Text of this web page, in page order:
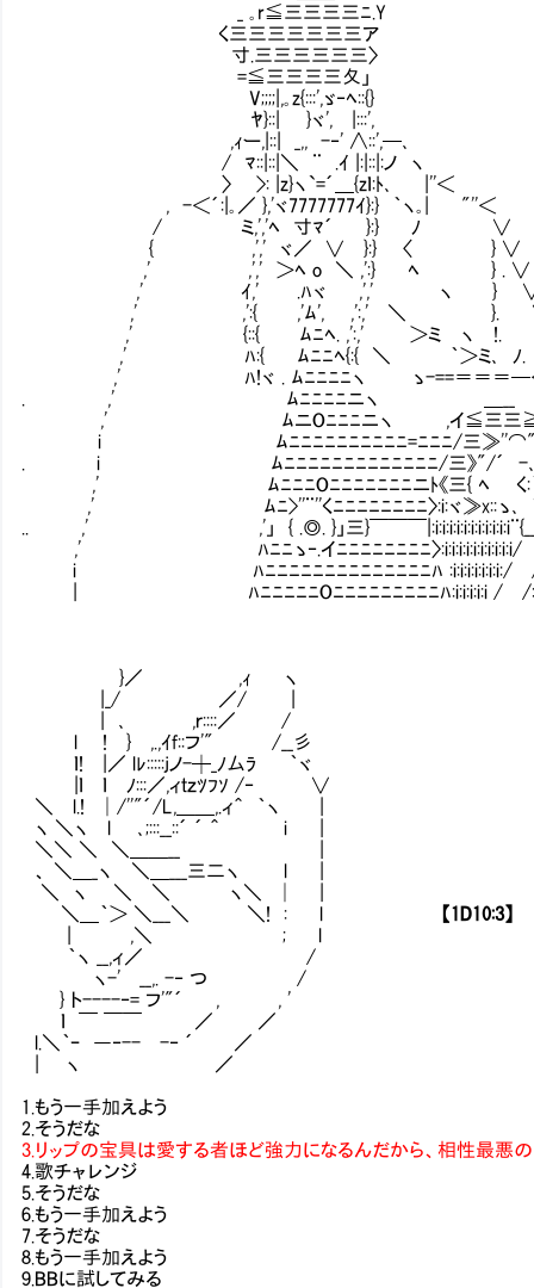
_ ｡r≦三三三三ﾆ.Y
く三三三三三三三ア
寸.三三三三三三〉
=≦三三三三夂」
V;;;;|,｡z{:::',ゞ‐ﾍ::{}
ﾔ}::| }ヾ', |:::', では改めてリップ
,ｨー,|::| _,, -‐' ∧::',─､
/ ﾏ::|::|＼ ¨ .ｲ |:|::|:ノ ヽ
〉 >: |z}ヽ`=´＿{zｌ:ﾄ､ |''＜
, -＜´:|｡／ },'ヾ7777777ｲ}:} ｀ヽ｡| "''＜
/ ミ,','ﾍ 寸ﾏ´ }:} ﾉ ∨
{ ,',' ヾ／ ∨ }:} 〈 } ∨
,' ,',' ＞ﾍ o ＼ ,':} ﾍ } . ∨
,' ｲ,' .ﾊヾ ,',' ヽ }
,' ,':{ ,'ﾑ', ,':,' ＼ }.
,' {::{ ﾑﾆﾍ. ,':,' ＞ミ ヽ !.
,' ﾊ:{ ﾑﾆﾆﾍ{:{ ＼ ｀＞ミ､ ﾉ
,' ﾊ!ヾ . ﾑﾆﾆﾆﾆヽ ゝ-==＝＝＝─
. ,' ﾑﾆﾆﾆﾆニヽ ＿__ ｀
,' ﾑニOﾆﾆﾆニヽ ,イ≦三三≧
i ﾑﾆﾆﾆﾆﾆﾆﾆﾆﾆﾆ=ﾆﾆﾆ/三
. i ﾑﾆﾆﾆﾆﾆﾆﾆﾆﾆﾆﾆﾆﾆ/三》"/´ -､
,' ﾑﾆﾆﾆOﾆﾆﾆﾆﾆﾆﾆニﾄ《三{ ﾍ く:｀
,' ﾑﾆ>''¨''くﾆﾆﾆﾆﾆﾆﾆﾆ〉:i:ヾ≫x::ゝ､ Y{､
.. ,' ,'」 { .◎. }」三}￣￣￣|:i:i:i:i:i:i:i:i:i:i:i¨{__{.
,' ﾊﾆﾆゝ‐.イﾆﾆﾆﾆﾆﾆﾆﾆ〉:i:i:i:i:i:i:i:i:i:i/ /
i ﾊﾆﾆﾆﾆﾆﾆﾆﾆﾆﾆﾆﾆﾆﾆﾊ :i:i:i:i:i:i:i:/ /
| ﾊﾆﾆﾆﾆﾆOﾆﾆﾆﾆﾆﾆﾆﾆﾆﾊ:i:i:i:i:i / /
}／ ,ｨ ヽ
|_/ ／/ |
| ､ ,ｒ::::／ /
l ! } ,.,ｲf::フ'" /__彡
ｌ! |／ lﾚ:::::jノ-┼_ﾉ厶ﾗ ｀ヾ
|ｌ ｌ ﾉ:::／,ィｔｚﾂﾌｿ /‐ ∨
＼ l.! │/''"´/L,＿＿,.ィ＾ ｀ヽ |
ヽ ＼ヽ l ､;:::__::´ ´ ＾ i |
＼＼ ＼ ＼＿＿__ |
、 ＼＿_ヽ ＼＿___三二ヽ l |
＼ ヽ ＼ ＼ ヽ＼ │ |
＼＿｀＞ ＼___＼ ＼! : l
【1D10:3】
| ,＼ ; l
｀ヽ __,ィ／ /
ヽ-' __,. -‐ つ /
} ト----‐= フ'"´ , , '
ｌ ￣ ￣￣ ／ ／
l.＼｀ｰ ―‐-- -‐ ´ ／
| ヽ ／
1.もう一手加えよう
2.そうだな
3.リップの宝具は愛する者ほど強力になるんだから、相性最悪
4.歌チャレンジ
5.そうだな
6.もう一手加えよう
7.そうだな
8.もう一手加えよう
9.BBに試してみる